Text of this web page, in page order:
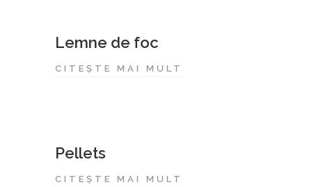
Lemne de foc
CITEȘTE MAI MULT
Pellets
CITEȘTE MAI MULT